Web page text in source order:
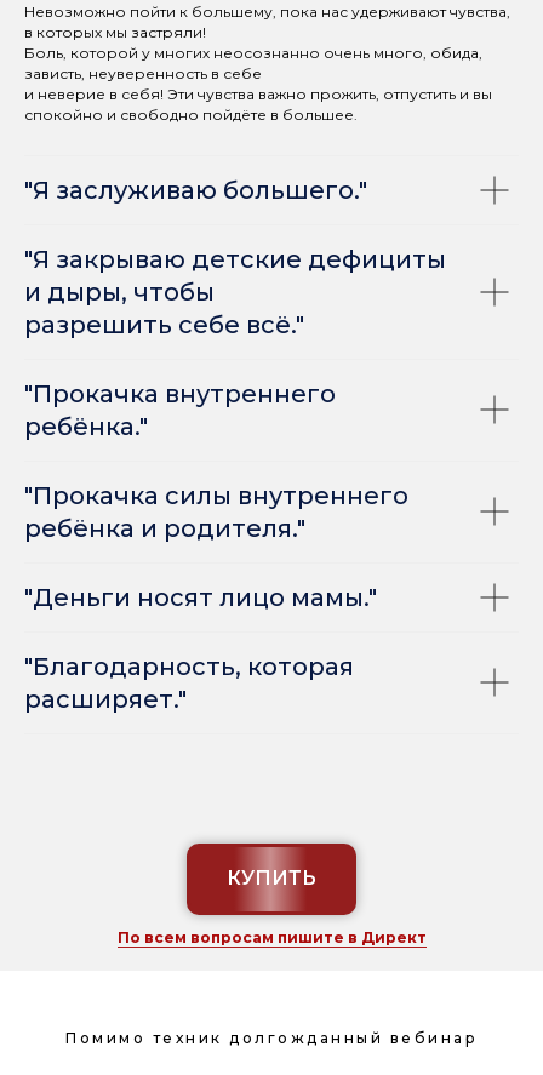
Невозможно пойти к большему, пока нас удерживают чувства,
в которых мы застряли!
Боль, которой у многих неосознанно очень много, обида,
зависть, неуверенность в себе
и неверие в себя! Эти чувства важно прожить, отпустить и вы
спокойно и свободно пойдёте в большее.
"Я заслуживаю большего."
"Я закрываю детские дефициты
и дыры, чтобы
разрешить себе всё."
"Прокачка внутреннего
ребёнка."
"Прокачка силы внутреннего
ребёнка и родителя."
"Деньги носят лицо мамы."
"Благодарность, которая
расширяет."
КУПИТЬ
По всем вопросам пишите в Директ
Помимо техник долгожданный вебинар